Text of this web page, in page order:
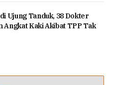
Ujung Tanduk, 38 Dokter
Angkat Kaki Akibat TPP Tak